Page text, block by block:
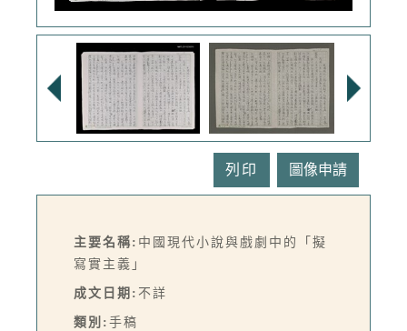
列印
主要名稱: 中國現代小說與戲劇中的「擬
寫實主義」
成文日期: 不詳
類別: 手稿